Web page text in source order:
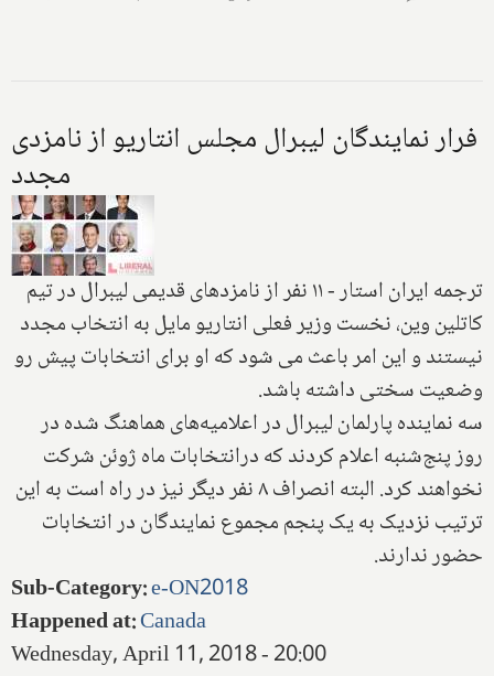
فرار نمایندگان لیبرال مجلس انتاریو از نامزدی
مجدد
ترجمه ایران استار - ۱۱ نفر از نامزد‌های قدیمی لیبرال در تیم
کاتلین وین، نخست وزیر فعلی انتاریو مایل به انتخاب مجدد
نیستند و این امر باعث می شود که او برای انتخابات پیش رو
وضعیت سختی داشته باشد.
سه نماینده پارلمان لیبرال در اعلامیه‌های هماهنگ شده در
روز پنج‌شنبه اعلام کردند که درانتخابات ماه ژوئن شرکت
نخواهند کرد. البته انصراف ۸ نفر دیگر نیز در راه است به این
ترتیب نزدیک به یک پنجم مجموع نمایندگان در انتخابات
حضور ندارند.
Sub-Category:e-ON2018
Happened at:Canada
Wednesday, April 11, 2018 - 20:00